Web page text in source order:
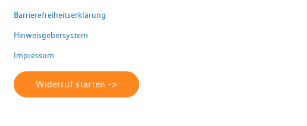
Barrierefreiheitserklärung
Hinweisgebersystem
Impressum
Widerruf starten ->